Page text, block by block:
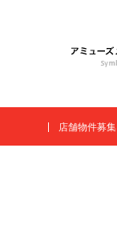
店舗物件募集